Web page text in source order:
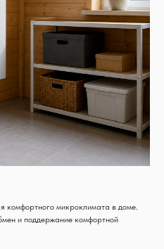
комфортного микроклимата в доме.
и поддержание комфортной